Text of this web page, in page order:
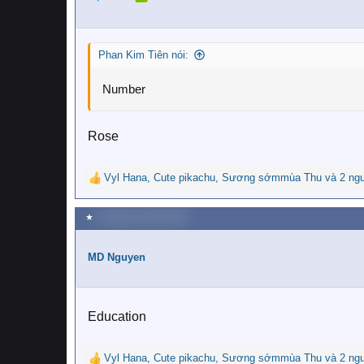
Phan Kim Tiên nói:
Number
Rose
R
e
a
c
i
n
:
Vyl Hana, Cute pikachu, Sương sớmmùa Thu và 2
★
MD Nguyen
Education
Vyl Hana, Cute pikachu, Sương sớmmùa Thu và 2